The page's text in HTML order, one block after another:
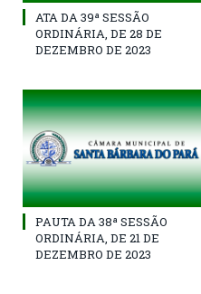
ATA DA 39ª SESSÃO
ORDINÁRIA, DE 28 DE
DEZEMBRO DE 2023
PAUTA DA 38ª SESSÃO
ORDINÁRIA, DE 21 DE
DEZEMBRO DE 2023